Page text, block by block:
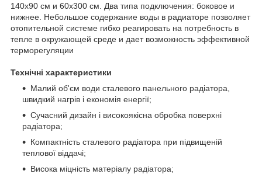
140х90 см и 60х300 см. Два типа подключения: боковое и
нижнее. Небольшое содержание воды в радиаторе позволяет
отопительной системе гибко реагировать на потребность в
тепле в окружающей среде и дает возможность эффективной
терморегуляции
Технічні характеристики
Малий об'єм води сталевого панельного радіатора,
швидкий нагрів і економія енергії;
Сучасний дизайн і високоякісна обробка поверхні
радіатора;
Компактність сталевого радіатора при підвищеній
теплової віддачі;
Висока міцність матеріалу радіатора;